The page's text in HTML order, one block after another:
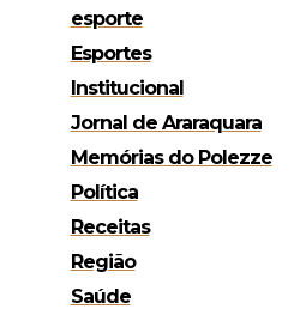
esporte
Esportes
Institucional
Jornal de Araraquara
Memórias do Polezze
Política
Receitas
Região
Saúde